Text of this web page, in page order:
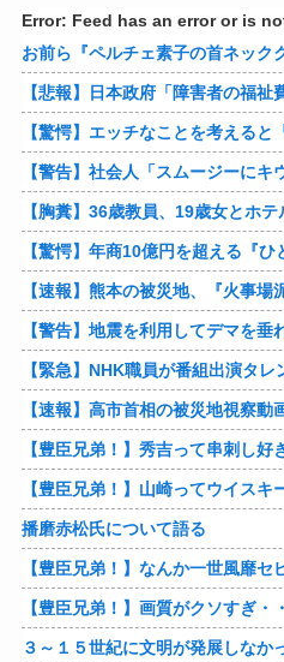
Error: Feed has an error or is
お前ら『ペルチェ素子の首ネック
【速報】熊本の被災地、『火事
【豊臣兄弟！】秀吉って串刺し好
【豊臣兄弟！】山崎ってウイスキ
播磨赤松氏について語る
【豊臣兄弟！】なんか一世風靡セ
【豊臣兄弟！】画質がクソすぎ・
３～１５世紀に文明が発展しなか